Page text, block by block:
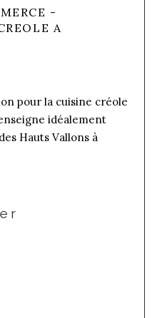
-
A
pour la cuisine créole
idéalement
Hauts Vallons à